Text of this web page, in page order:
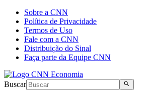
Sobre a CNN
Política de Privacidade
Termos de Uso
Fale com a CNN
Distribuição do Sinal
Faça parte da Equipe CNN
Buscar